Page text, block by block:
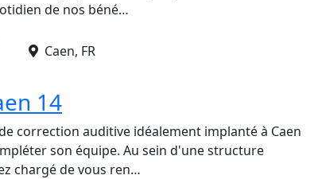
de nos béné…
Caen, FR
14
correction auditive idéalement implanté à Caen
son équipe. Au sein d'une structure
chargé de vous ren…